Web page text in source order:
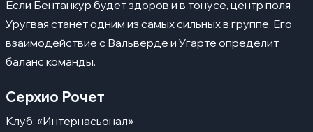
Если Бентанкур будет здоров и в тонусе, центр поля
Уругвая станет одним из самых сильных в группе. Его
взаимодействие с Вальверде и Угарте определит
баланс команды.
Серхио Рочет
Клуб: «Интернасьонал»